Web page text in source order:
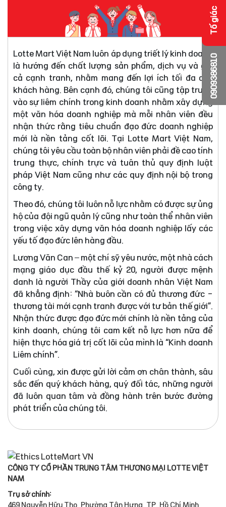
Lotte Mart Việt Nam luôn áp dụng triết lý kinh doanh
là hướng đến chất lượng sản phẩm, dịch vụ và giá
cả cạnh tranh, nhằm mang đến lợi ích tối đa cho
khách hàng. Bên cạnh đó, chúng tôi cũng tập trung
vào sự liêm chính trong kinh doanh nhằm xây dựng
một văn hóa doanh nghiệp mà mỗi nhân viên đều
nhận thức rằng tiêu chuẩn đạo đức doanh nghiệp
mới là nền tảng cốt lõi. Tại Lotte Mart Việt Nam,
chúng tôi yêu cầu toàn bộ nhân viên phải đề cao tính
trung thực, chính trực và tuân thủ quy định luật
pháp Việt Nam cũng như các quy định nội bộ trong
công ty.
Theo đó, chúng tôi luôn nỗ lực nhằm có được sự ủng
hộ của đội ngũ quản lý cũng như toàn thể nhân viên
trong việc xây dựng văn hóa doanh nghiệp lấy các
yếu tố đạo đức lên hàng đầu.
Lương Văn Can – một chí sỹ yêu nước, một nhà cách
mạng giáo dục đầu thế kỷ 20, người được mệnh
danh là người Thầy của giới doanh nhân Việt Nam
đã khẳng định: “Nhà buôn cần có đủ thương đức -
thương tài mới cạnh tranh được với tư bản thế giới”.
Nhận thức được đạo đức mới chính là nền tảng của
kinh doanh, chúng tôi cam kết nỗ lực hơn nữa để
hiện thực hóa giá trị cốt lõi của mình là “Kinh doanh
Liêm chính”.
Cuối cùng, xin được gửi lời cảm ơn chân thành, sâu
sắc đến quý khách hàng, quý đối tác, những người
đã luôn quan tâm và đồng hành trên bước đường
phát triển của chúng tôi.
CÔNG TY CỔ PHẦN TRUNG TÂM THƯƠNG MẠI LOTTE VIỆT
NAM
Trụ sở chính:
469 Nguyễn Hữu Thọ, Phường Tân Hưng, TP. Hồ Chí Minh
0909386810
Tố giác